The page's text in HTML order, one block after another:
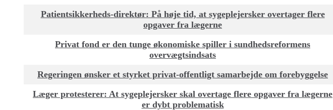
Patientsikkerheds-direktør: På høje tid, at sygeplejersker overtager flere
opgaver fra lægerne
Privat fond er den tunge økonomiske spiller i sundhedsreformens
overvægtsindsats
Regeringen ønsker et styrket privat-offentligt samarbejde om forebyggelse
Læger protesterer: At sygeplejersker skal overtage flere opgaver fra lægerne
er dybt problematisk